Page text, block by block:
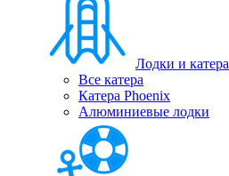
Лодки и катера
Все катера
Катера Phoenix
Алюминиевые лодки